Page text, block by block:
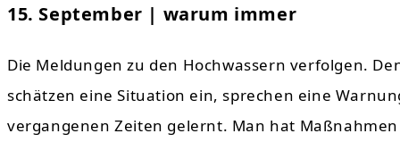
15. September | warum immer
Die Meldungen zu den Hochwassern verfolgen.
schätzen eine Situation ein, sprechen eine
vergangenen Zeiten gelernt. Man hat